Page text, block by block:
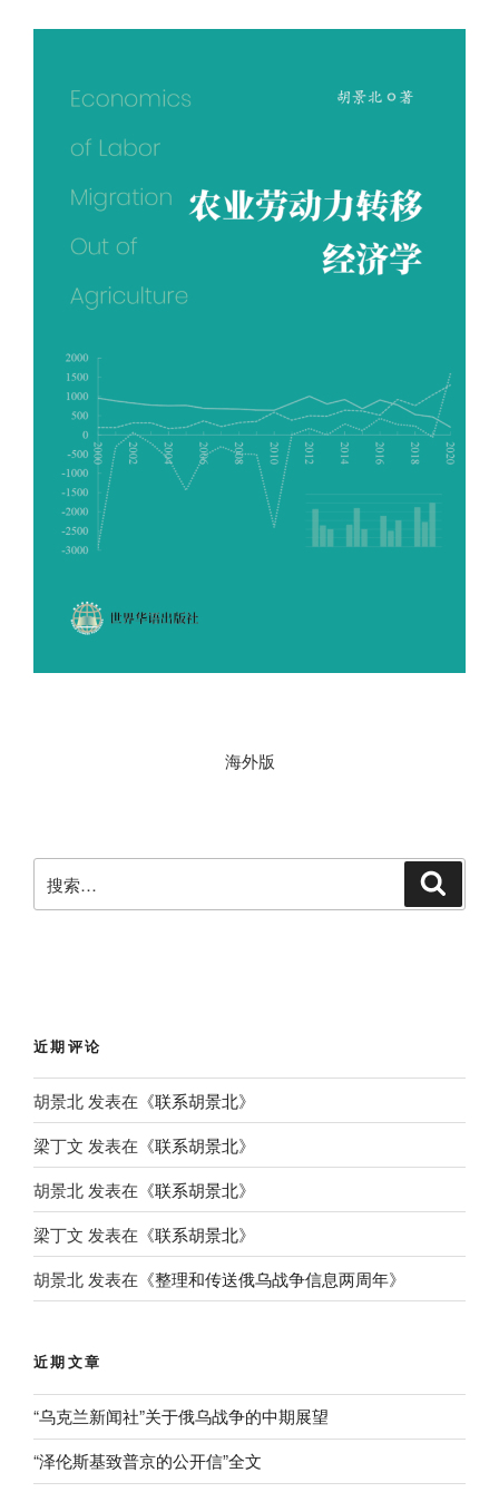
海外版
索
近期评论
胡景北 发表在《联系胡景北》
梁丁文 发表在《联系胡景北》
胡景北 发表在《联系胡景北》
梁丁文 发表在《联系胡景北》
胡景北 发表在《整理和传送俄乌战争信息两周年》
近期文章
“乌克兰新闻社”关于俄乌战争的中期展望
“泽伦斯基致普京的公开信”全文